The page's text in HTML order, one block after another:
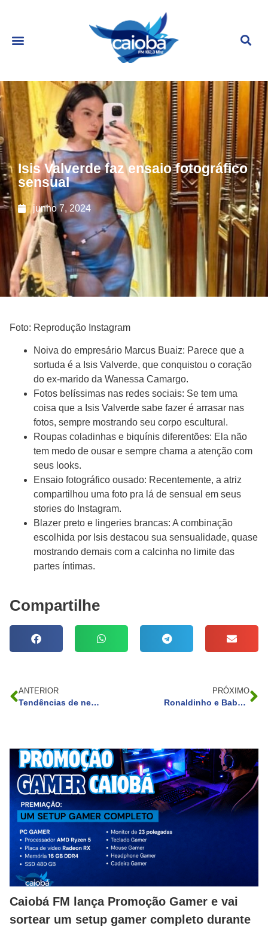
Isis Valverde faz ensaio fotográfico
sensual
junho 7, 2024
Foto: Reprodução Instagram
Noiva do empresário Marcus Buaiz: Parece que a
sortuda é a Isis Valverde, que conquistou o coração
do ex-marido da Wanessa Camargo.
Fotos belíssimas nas redes sociais: Se tem uma
coisa que a Isis Valverde sabe fazer é arrasar nas
fotos, sempre mostrando seu corpo escultural.
Roupas coladinhas e biquínis diferentões: Ela não
tem medo de ousar e sempre chama a atenção com
seus looks.
Ensaio fotográfico ousado: Recentemente, a atriz
compartilhou uma foto pra lá de sensual em seus
stories do Instagram.
Blazer preto e lingeries brancas: A combinação
escolhida por Isis destacou sua sensualidade, quase
mostrando demais com a calcinha no limite das
partes íntimas.
Compartilhe
ANTERIOR
Tendências de negócios para 2024: novas oportunidades de mercado e setores em crescimento
PRÓXIMO
Ronaldinho e Baby do Brasil: um encontro inusitado!
Caiobá FM lança Promoção Gamer e vai
sortear um setup gamer completo durante